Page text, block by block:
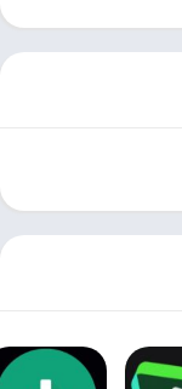
إذا كنت من عشاق
مهكر. لأنه من
التطبيقات
مهكر مثل
وجميع الأغاني
كلاود مهكر به